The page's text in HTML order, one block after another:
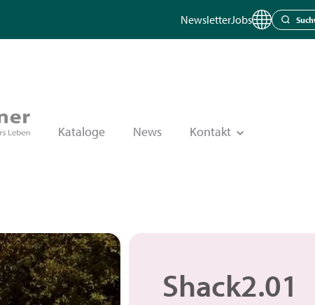
NewsletterJobs
Kataloge News Kontakt
Shack2.01